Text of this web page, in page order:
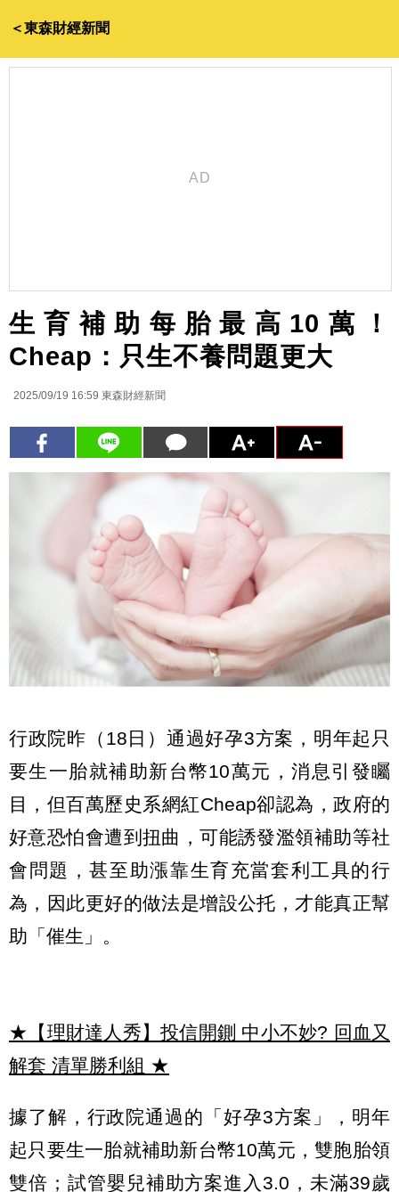
＜東森財經新聞
生育補助每胎最高10萬！
Cheap：只生不養問題更大
2025/09/19 16:59 東森財經新聞
行政院昨（18日）通過好孕3方案，明年起只
要生一胎就補助新台幣10萬元，消息引發矚
目，但百萬歷史系網紅Cheap卻認為，政府的
好意恐怕會遭到扭曲，可能誘發濫領補助等社
會問題，甚至助漲靠生育充當套利工具的行
為，因此更好的做法是增設公托，才能真正幫
助「催生」。
★【理財達人秀】投信開鍘 中小不妙? 回血又
解套 清單勝利組 ★
據了解，行政院通過的「好孕3方案」，明年
起只要生一胎就補助新台幣10萬元，雙胞胎領
雙倍；試管嬰兒補助方案進入3.0，未滿39歲